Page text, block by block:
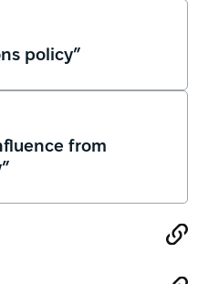
policy”
from